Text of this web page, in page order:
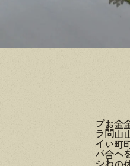
お問い合わせ